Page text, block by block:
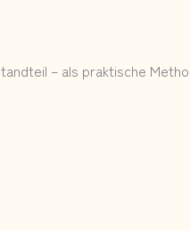
– als praktische